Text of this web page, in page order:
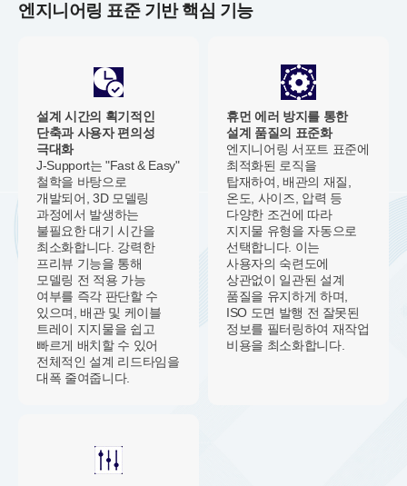
엔지니어링 표준 기반 핵심 기능
설계 시간의 획기적인
단축과 사용자 편의성
극대화
J-Support는 "Fast & Easy"
철학을 바탕으로
개발되어, 3D 모델링
과정에서 발생하는
불필요한 대기 시간을
최소화합니다. 강력한
프리뷰 기능을 통해
모델링 전 적용 가능
여부를 즉각 판단할 수
있으며, 배관 및 케이블
트레이 지지물을 쉽고
빠르게 배치할 수 있어
전체적인 설계 리드타임을
대폭 줄여줍니다.
휴먼 에러 방지를 통한
설계 품질의 표준화
엔지니어링 서포트 표준에
최적화된 로직을
탑재하여, 배관의 재질,
온도, 사이즈, 압력 등
다양한 조건에 따라
지지물 유형을 자동으로
선택합니다. 이는
사용자의 숙련도에
상관없이 일관된 설계
품질을 유지하게 하며,
ISO 도면 발행 전 잘못된
정보를 필터링하여 재작업
비용을 최소화합니다.